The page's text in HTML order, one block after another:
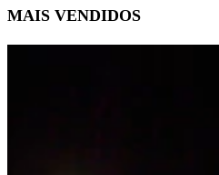
MAIS VENDIDOS